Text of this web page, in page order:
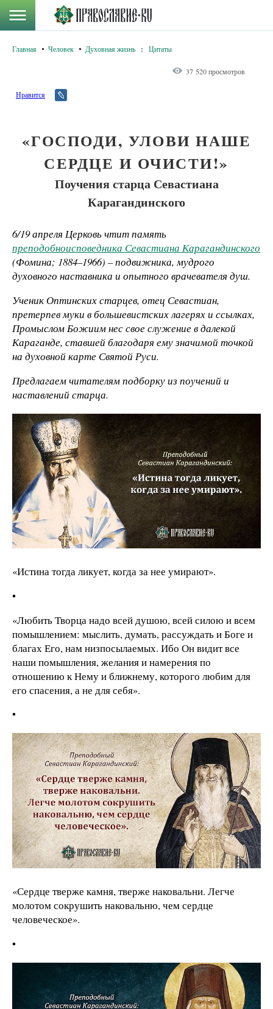
Главная Человек Духовная жизнь : Цитаты
37 520 просмотров
Нравится
«ГОСПОДИ, УЛОВИ НАШЕ
СЕРДЦЕ И ОЧИСТИ!»
Поучения старца Севастиана
Карагандинского
6/19 апреля Церковь чтит память
преподобноисповедника Севастиана Карагандинского
(Фомина; 1884–1966) – подвижника, мудрого
духовного наставника и опытного врачевателя душ.
Ученик Оптинских старцев, отец Севастиан,
претерпев муки в большевистских лагерях и ссылках,
Промыслом Божиим нес свое служение в далекой
Караганде, ставшей благодаря ему значимой точкой
на духовной карте Святой Руси.
Предлагаем читателям подборку из поучений и
наставлений старца.
«Истина тогда ликует, когда за нее умирают».
•
«Любить Творца надо всей душою, всей силою и всем
помышлением: мыслить, думать, рассуждать и Боге и
благах Его, нам низпосылаемых. Ибо Он видит все
наши помышления, желания и намерения по
отношению к Нему и ближнему, которого любим для
его спасения, а не для себя».
•
«Сердце тверже камня, тверже наковальни. Легче
молотом сокрушить наковальню, чем сердце
человеческое».
•